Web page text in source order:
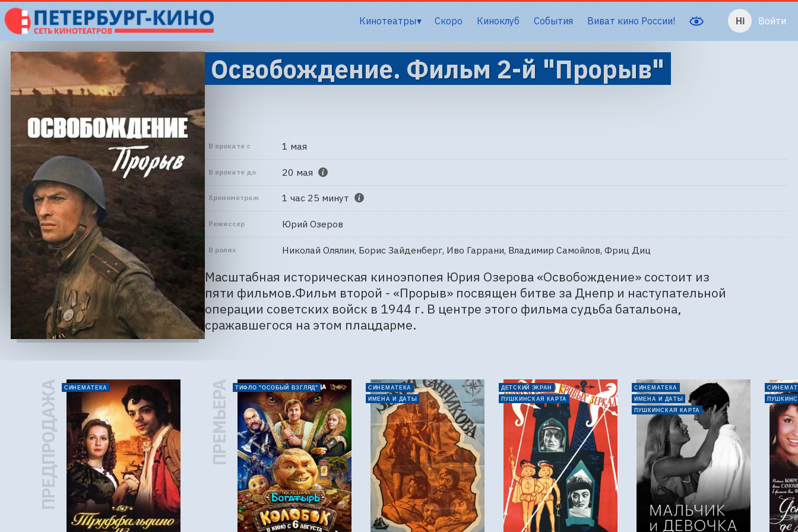
Кинотеатры Скоро Киноклуб События Виват кино России! Войти
Освобождение. Фильм 2-й "Прорыв"
В прокате с 1 мая
В прокате до 20 мая
Хронометраж 1 час 25 минут
Режиссер Юрий Озеров
В ролях Николай Олялин, Борис Зайденберг, Иво Гаррани, Владимир Самойлов, Фриц Диц
Масштабная историческая киноэпопея Юрия Озерова «Освобождение» состоит из
пяти фильмов.Фильм второй - «Прорыв» посвящен битве за Днепр и наступательной
операции советских войск в 1944 г. В центре этого фильма судьба батальона,
сражавшегося на этом плацдарме.
ПРЕДПРОДАЖА СИНЕМАТЕКА ПРЕМЬЕРА ТИФЛО "ОСОБЫЙ ВЗГЛЯД"
СИНЕМАТЕКА
ИМЕНА И ДАТЫ
ДЕТСКИЙ ЭКРАН
ПУШКИНСКАЯ КАРТА
СИНЕМАТЕКА
ИМЕНА И ДАТЫ
ПУШКИНСКАЯ КАРТА